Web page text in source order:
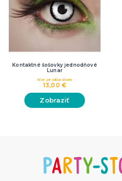
Kontaktné šošovky jednodňové
Lunar
13,00 €
Nie je skladom
Zobraziť